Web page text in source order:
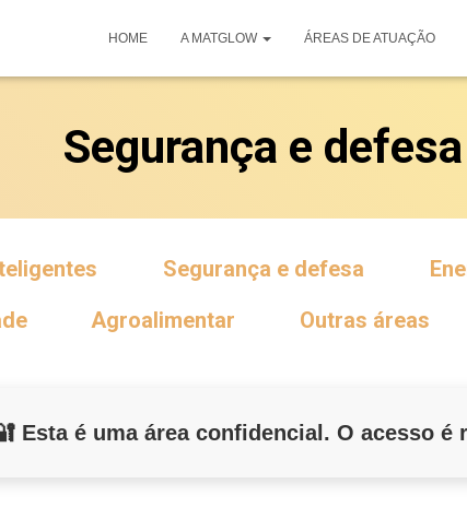
HOME A MATGLOW ÁREAS DE ATUAÇÃO
Segurança e defesa
Segurança e defesa
Agroalimentar Outras áreas
Esta é uma área confidencial. O acesso é